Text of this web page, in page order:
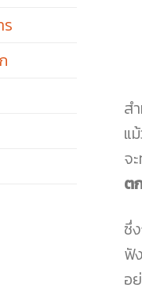
ส
แ
จ
ต
ซึ่
ฟั
อ